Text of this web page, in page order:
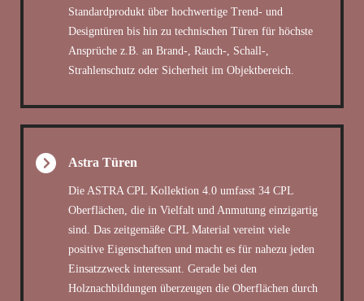
Standardprodukt über hochwertige Trend- und
Designtüren bis hin zu technischen Türen für höchste
Ansprüche z.B. an Brand-, Rauch-, Schall-,
Strahlenschutz oder Sicherheit im Objektbereich.
Astra Türen
Die ASTRA CPL Kollektion 4.0 umfasst 34 CPL
Oberflächen, die in Vielfalt und Anmutung einzigartig
sind. Das zeitgemäße CPL Material vereint viele
positive Eigenschaften und macht es für nahezu jeden
Einsatzzweck interessant. Gerade bei den
Holznachbildungen überzeugen die Oberflächen durch